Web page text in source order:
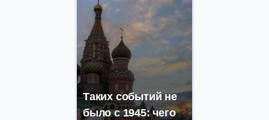
Таких событий не
было с 1945: чего